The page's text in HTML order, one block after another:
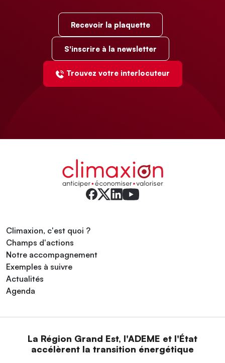
Recevoir la plaquette
S'inscrire à la newsletter
Trouvez votre interlocuteur
Climaxion, c'est quoi ?
Champs d'actions
Notre accompagnement
Exemples à suivre
Actualités
Agenda
La Région Grand Est, l'ADEME et l'État
accélèrent la transition énergétique